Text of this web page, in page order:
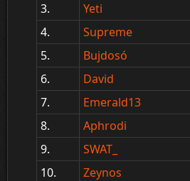
3.
Yeti
4.
Supreme
5.
Bujdosó
6.
David
7.
Emerald13
8.
Aphrodi
9.
SWAT_
10.
Zeynos